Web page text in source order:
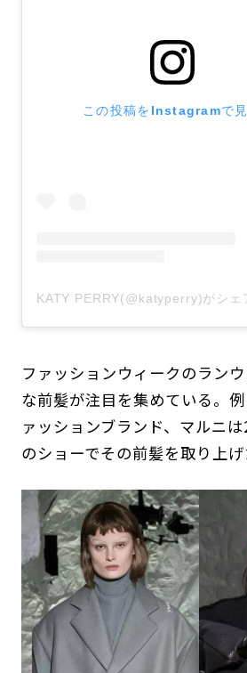
この投稿をInstagramで
KATY PERRY(@katyperry)がシェ
ファッションウィークのラン
な前髪が注目を集めている。
ァッションブランド、マルニ
のショーでその前髪を取り上げ